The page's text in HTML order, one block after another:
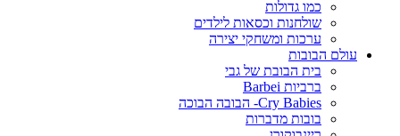
כמו גדולות
שולחנות וכסאות לילדים
ערכות ומשחקי יצירה
עולם הבובות
בית הבובת של גבי
ברביות Barbei
Cry Babies- הבובה הבוכה
בובות מדברות